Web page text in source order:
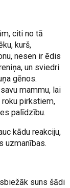
citi no tā
kurš,
nesen ir ēdis
un sviedri
gēnos.
mammu, lai
pirkstiem,
palīdzību.
kādu reakciju,
uzmanības.
suns šādi